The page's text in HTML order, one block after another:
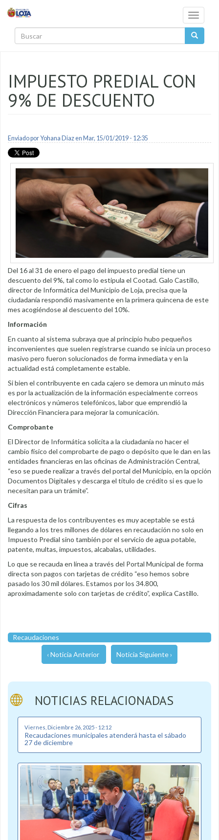
Toggle
IMPUESTO PREDIAL CON
9% DE DESCUENTO
Enviado porYohana Diazen Mar, 15/01/2019 - 12:35
Del 16 al 31 de enero el pago del impuesto predial tiene un
descuento del 9%, tal como lo estipula el Cootad. Galo Castillo,
director de Informática del Municipio de Loja, precisa que la
ciudadanía respondió masivamente en la primera quincena de este
mes acogiéndose al descuento del 10%.
Información
En cuanto al sistema subraya que al principio hubo pequeños
inconvenientes que suelen registrarse cuando se inicia un proceso
masivo pero fueron solucionados de forma inmediata y en la
actualidad está completamente estable.
Si bien el contribuyente en cada cajero se demora un minuto más
es por la actualización de la información especialmente correos
electrónicos y números telefónicos, labor que emprendió la
Dirección Financiera para mejorar la comunicación.
Comprobante
El Director de Informática solicita a la ciudadanía no hacer el
cambio físico del comprobarte de pago o depósito que le dan en las
entidades financieras en las oficinas de Administración Central,
“eso se puede realizar a través del portal del Municipio, en la opción
Documentos Digitales y descarga el título de crédito si es que lo
necesitan para un trámite”.
Cifras
La respuesta de los contribuyentes es muy aceptable se está
llegando a los tres millones de dólares en recaudación no solo en
Impuesto Predial sino también por el servicio de agua potable,
patente, multas, impuestos, alcabalas, utilidades.
Lo que se recauda en línea a través del Portal Municipal de forma
directa son pagos con tarjetas de crédito “eso hemos sobre
pasado los 30 mil dólares. Estamos por los 34.800,
aproximadamente solo con tarjetas de crédito”, explica Castillo.
Recaudaciones
‹ Noticia Anterior Noticia Siguiente ›
NOTICIAS RELACIONADAS
Viernes, Diciembre 26, 2025 - 12:12
Recaudaciones municipales atenderá hasta el sábado
27 de diciembre